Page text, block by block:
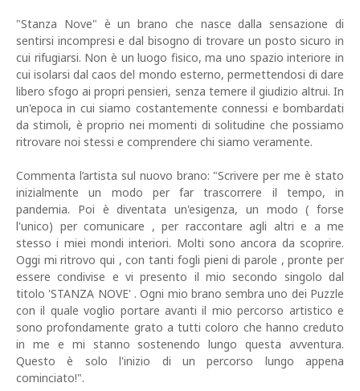
"Stanza Nove" è un brano che nasce dalla sensazione di
sentirsi incompresi e dal bisogno di trovare un posto sicuro in
cui rifugiarsi. Non è un luogo fisico, ma uno spazio interiore in
cui isolarsi dal caos del mondo esterno, permettendosi di dare
libero sfogo ai propri pensieri, senza temere il giudizio altrui. In
un'epoca in cui siamo costantemente connessi e bombardati
da stimoli, è proprio nei momenti di solitudine che possiamo
ritrovare noi stessi e comprendere chi siamo veramente.
Commenta l’artista sul nuovo brano: "Scrivere per me è stato
inizialmente un modo per far trascorrere il tempo, in
pandemia. Poi è diventata un'esigenza, un modo ( forse
l'unico) per comunicare , per raccontare agli altri e a me
stesso i miei mondi interiori. Molti sono ancora da scoprire.
Oggi mi ritrovo qui , con tanti fogli pieni di parole , pronte per
essere condivise e vi presento il mio secondo singolo dal
titolo 'STANZA NOVE' . Ogni mio brano sembra uno dei Puzzle
con il quale voglio portare avanti il mio percorso artistico e
sono profondamente grato a tutti coloro che hanno creduto
in me e mi stanno sostenendo lungo questa avventura.
Questo è solo l'inizio di un percorso lungo appena
cominciato!".